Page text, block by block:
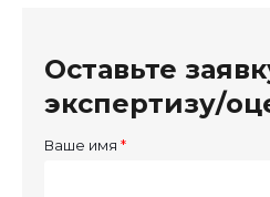
Оставьте
экспертизу/
Ваше имя